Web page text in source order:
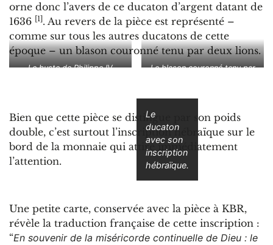
orne donc l’avers de ce ducaton d’argent datant de
1636 [1] . Au revers de la pièce est représenté –
comme sur tous les autres ducatons de cette
époque – un blason couronné tenu par deux lions.
Le buste de Philippe IV
Le blason couronné tenu par
Bien que cette pièce se distingue par son poids
double, c’est surtout l’inscription hébraïque sur le
bord de la monnaie qui attire immédiatement
l’attention.
Le
ducaton
avec son
inscription
hébraïque.
Une petite carte, conservée avec la pièce à KBR,
révèle la traduction française de cette inscription :
“En souvenir de la miséricorde continuelle de Dieu : le